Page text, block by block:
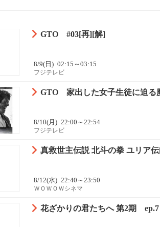
GTO #03[再][解]
8/9(日) 02:15～03:15
フジテレビ
GTO 家出した女子生徒に迫る
8/10(月) 22:00～22:54
フジテレビ
真救世主伝説 北斗の拳 ユリア
8/12(水) 22:40～23:50
ＷＯＷＯＷシネマ
花ざかりの君たちへ 第2期 ep.7